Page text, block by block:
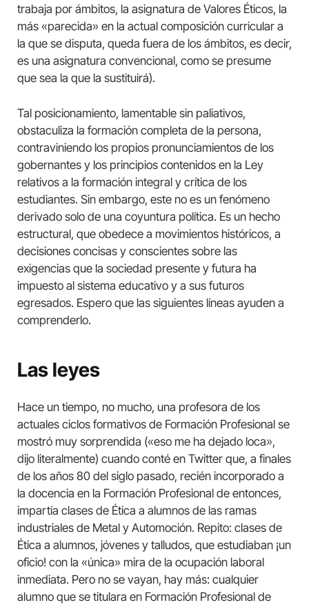
trabaja por ámbitos, la asignatura de Valores Éticos, la
más «parecida» en la actual composición curricular a
la que se disputa, queda fuera de los ámbitos, es decir,
es una asignatura convencional, como se presume
que sea la que la sustituirá).
Tal posicionamiento, lamentable sin paliativos,
obstaculiza la formación completa de la persona,
contraviniendo los propios pronunciamientos de los
gobernantes y los principios contenidos en la Ley
relativos a la formación integral y crítica de los
estudiantes. Sin embargo, este no es un fenómeno
derivado solo de una coyuntura política. Es un hecho
estructural, que obedece a movimientos históricos, a
decisiones concisas y conscientes sobre las
exigencias que la sociedad presente y futura ha
impuesto al sistema educativo y a sus futuros
egresados. Espero que las siguientes líneas ayuden a
comprenderlo.
Las leyes
Hace un tiempo, no mucho, una profesora de los
actuales ciclos formativos de Formación Profesional se
mostró muy sorprendida («eso me ha dejado loca»,
dijo literalmente) cuando conté en Twitter que, a finales
de los años 80 del siglo pasado, recién incorporado a
la docencia en la Formación Profesional de entonces,
impartía clases de Ética a alumnos de las ramas
industriales de Metal y Automoción. Repito: clases de
Ética a alumnos, jóvenes y talludos, que estudiaban ¡un
oficio! con la «única» mira de la ocupación laboral
inmediata. Pero no se vayan, hay más: cualquier
alumno que se titulara en Formación Profesional de